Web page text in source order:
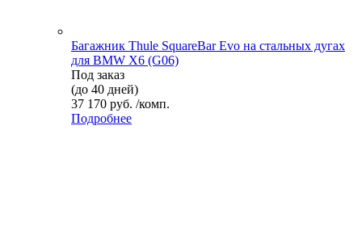
Багажник Thule SquareBar Evo на стальных дугах
для BMW X6 (G06)
Под заказ
(до 40 дней)
37 170 руб. /комп.
Подробнее